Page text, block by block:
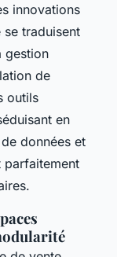
innovations
se traduisent
gestion
de
outils
en
données et
parfaitement